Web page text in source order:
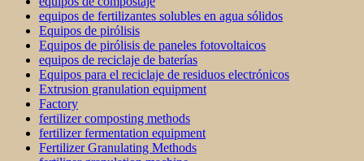
equipos de fertilizantes solubles en agua sólidos
Equipos de pirólisis
Equipos de pirólisis de paneles fotovoltaicos
equipos de reciclaje de baterías
Equipos para el reciclaje de residuos electrónicos
Extrusion granulation equipment
Factory
fertilizer composting methods
fertilizer fermentation equipment
Fertilizer Granulating Methods